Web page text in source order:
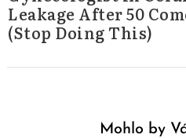
Leakage After 50
(Stop Doing This)
Mohlo by